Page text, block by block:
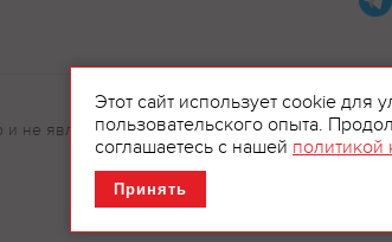
и не являются рекламой.
Этот сайт использует cookie для
пользовательского опыта.
соглашаетесь с нашей политикой
Принять